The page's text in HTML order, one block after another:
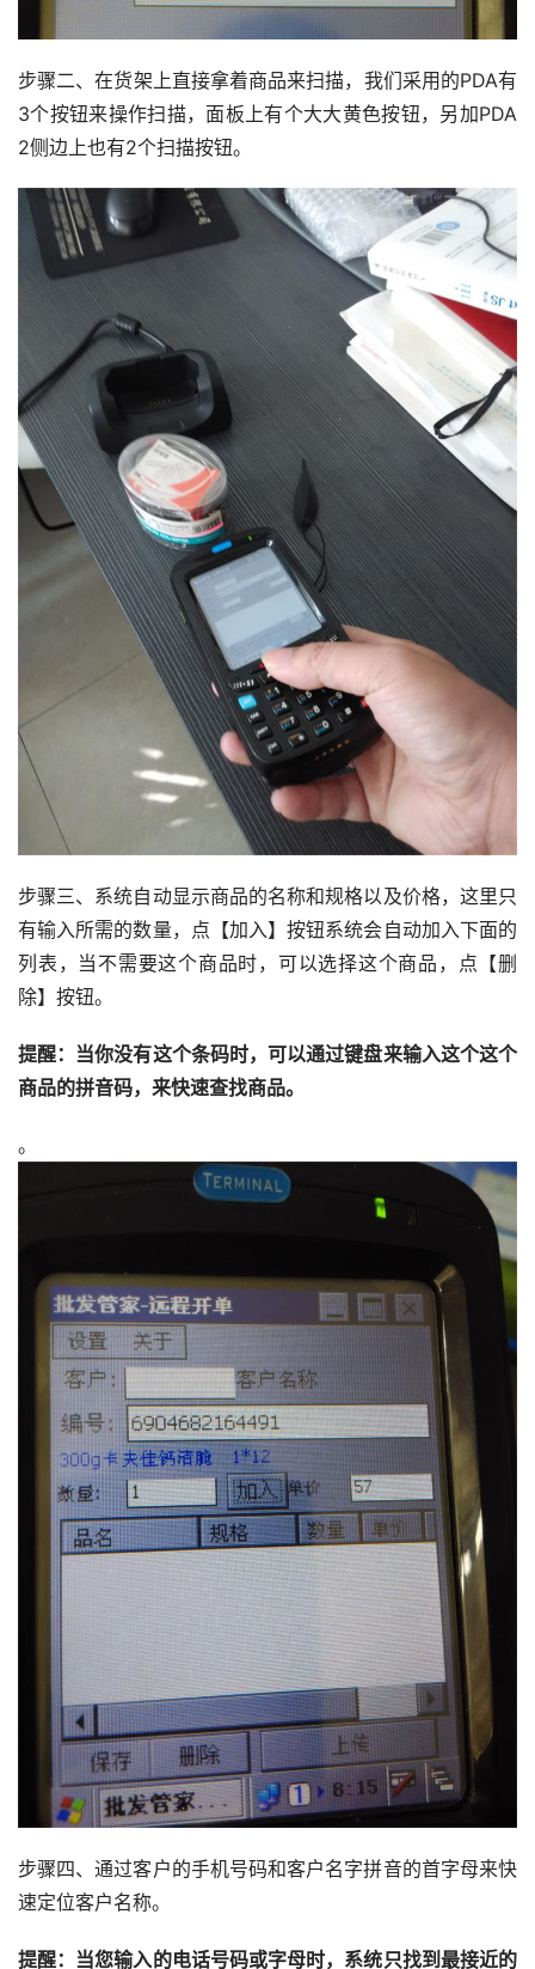
步骤二、在货架上直接拿着商品来扫描，我们采用的PDA有
3个按钮来操作扫描，面板上有个大大黄色按钮，另加PDA
2侧边上也有2个扫描按钮。
步骤三、系统自动显示商品的名称和规格以及价格，这里只
有输入所需的数量，点【加入】按钮系统会自动加入下面的
列表，当不需要这个商品时，可以选择这个商品，点【删
除】按钮。
提醒：当你没有这个条码时，可以通过键盘来输入这个这个
商品的拼音码，来快速查找商品。
。
步骤四、通过客户的手机号码和客户名字拼音的首字母来快
速定位客户名称。
提醒：当您输入的电话号码或字母时，系统只找到最接近的